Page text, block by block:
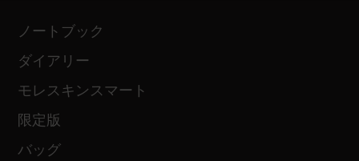
ノートブック
ダイアリー
モレスキンスマート
限定版
バッグ